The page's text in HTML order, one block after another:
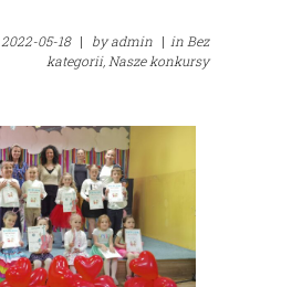
2022-05-18 | byadmin | inBez
kategorii,Nasze konkursy